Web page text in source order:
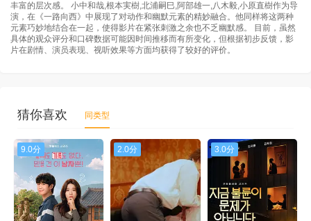
丰富的层次感。 小中和哉,根本実樹,北浦嗣巳,阿部雄一,八木毅,小原直樹作为导
演，在《一路向西》中展现了对动作和幽默元素的精妙融合。他同样将这两种
元素巧妙地结合在一起，使得影片在紧张刺激之余也不乏幽默感。 目前，虽然
具体的观众评分和口碑数据可能因时间推移而有所变化，但根据初步反馈，影
片在剧情、演员表现、视听效果等方面均获得了较好的评价。
猜你喜欢 同类型
9.0分 2.0分 3.0分